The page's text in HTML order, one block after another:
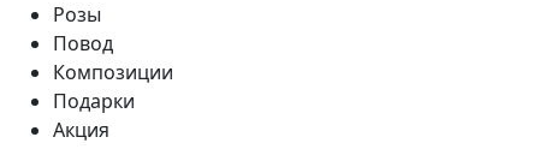
Розы
Повод
Композиции
Подарки
Акция